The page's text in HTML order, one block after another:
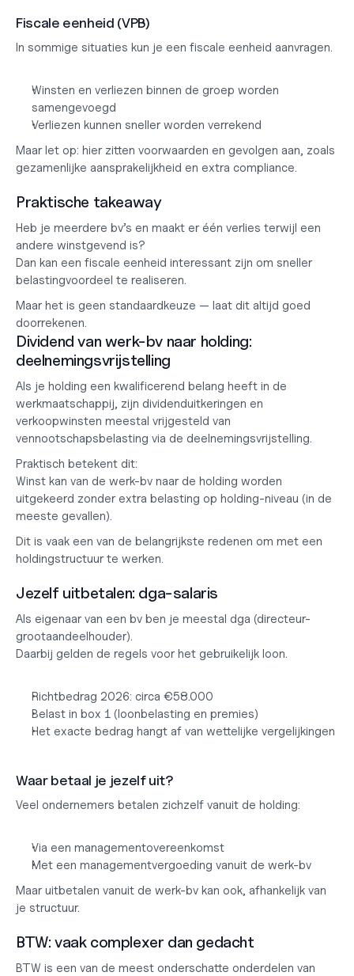
Fiscale eenheid (VPB)
In sommige situaties kun je een fiscale eenheid aanvragen.
Winsten en verliezen binnen de groep worden
samengevoegd
Verliezen kunnen sneller worden verrekend
Maar let op: hier zitten voorwaarden en gevolgen aan, zoals
gezamenlijke aansprakelijkheid en extra compliance.
Praktische takeaway
Heb je meerdere bv’s en maakt er één verlies terwijl een
andere winstgevend is?
Dan kan een fiscale eenheid interessant zijn om sneller
belastingvoordeel te realiseren.
Maar het is geen standaardkeuze — laat dit altijd goed
doorrekenen.
Dividend van werk-bv naar holding:
deelnemingsvrijstelling
Als je holding een kwalificerend belang heeft in de
werkmaatschappij, zijn dividenduitkeringen en
verkoopwinsten meestal vrijgesteld van
vennootschapsbelasting via de deelnemingsvrijstelling.
Praktisch betekent dit:
Winst kan van de werk-bv naar de holding worden
uitgekeerd zonder extra belasting op holding-niveau (in de
meeste gevallen).
Dit is vaak een van de belangrijkste redenen om met een
holdingstructuur te werken.
Jezelf uitbetalen: dga-salaris
Als eigenaar van een bv ben je meestal dga (directeur-
grootaandeelhouder).
Daarbij gelden de regels voor het gebruikelijk loon.
Richtbedrag 2026: circa €58.000
Belast in box 1 (loonbelasting en premies)
Het exacte bedrag hangt af van wettelijke vergelijkingen
Waar betaal je jezelf uit?
Veel ondernemers betalen zichzelf vanuit de holding:
Via een managementovereenkomst
Met een managementvergoeding vanuit de werk-bv
Maar uitbetalen vanuit de werk-bv kan ook, afhankelijk van
je structuur.
BTW: vaak complexer dan gedacht
BTW is een van de meest onderschatte onderdelen van